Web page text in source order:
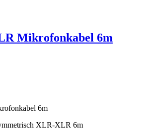
Mikrofonkabel 6m
XLR-XLR 6m